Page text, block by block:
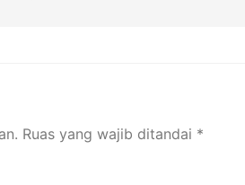
Ruas yang wajib ditandai *